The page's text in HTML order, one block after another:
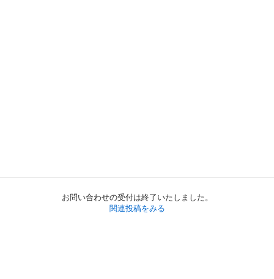
お問い合わせの受付は終了いたしました。
関連投稿をみる